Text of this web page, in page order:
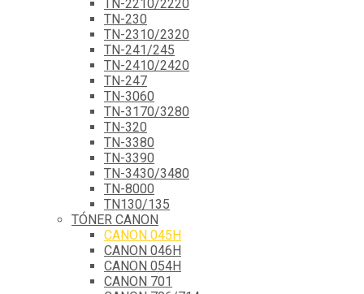
TN-2210/2220
TN-230
TN-2310/2320
TN-241/245
TN-2410/2420
TN-247
TN-3060
TN-3170/3280
TN-320
TN-3380
TN-3390
TN-3430/3480
TN-8000
TN130/135
TÓNER CANON
CANON 045H
CANON 046H
CANON 054H
CANON 701